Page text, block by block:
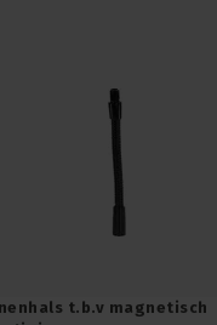
t.b.v magnetisch